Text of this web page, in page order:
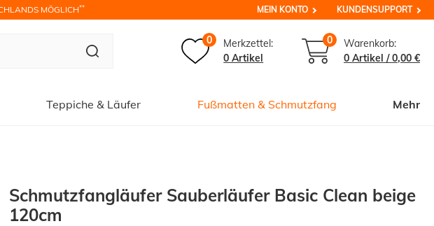
MÖGLICH** MEIN KONTO KUNDENSUPPORT
0
Merkzettel:
0 Artikel
0
Warenkorb:
0 Artikel /0,00 €
Teppiche & Läufer Fußmatten & Schmutzfang Mehr
Schmutzfangläufer Sauberläufer Basic Clean beige
120cm